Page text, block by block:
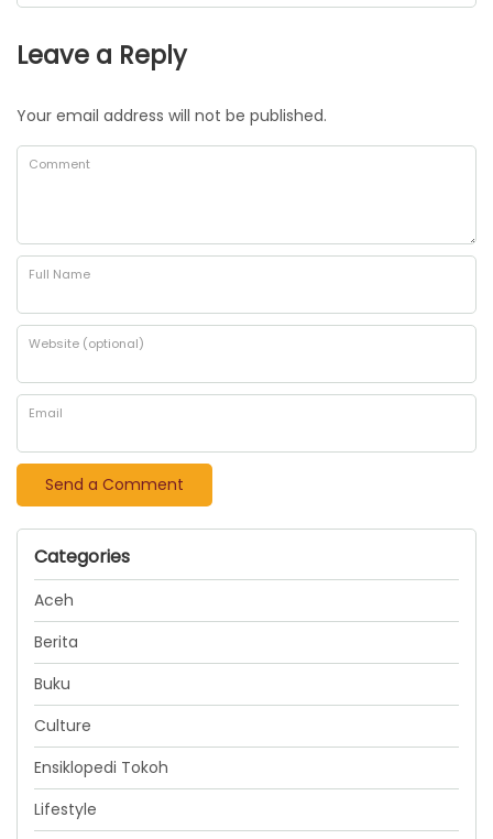
Leave a Reply
Your email address will not be published.
Comment
Full Name
Website (optional)
Email
Categories
Aceh
Berita
Buku
Culture
Ensiklopedi Tokoh
Lifestyle